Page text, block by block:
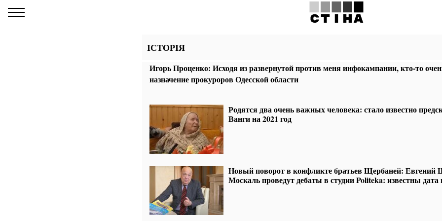
ІСТОРІЯ
Игорь Проценко: Исходя из развернутой против меня инфокампании, кто-то
назначение прокуроров Одесской области
Родятся два очень важных человека: стало известно
Ванги на 2021 год
Новый поворот в конфликте братьев Щербаней: Евгений
Москаль проведут дебаты в студии Politeka: известны